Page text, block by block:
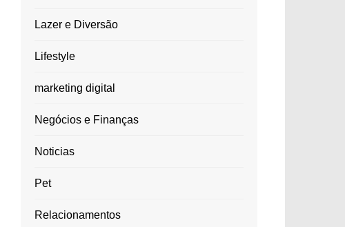
Lazer e Diversão
Lifestyle
marketing digital
Negócios e Finanças
Noticias
Pet
Relacionamentos